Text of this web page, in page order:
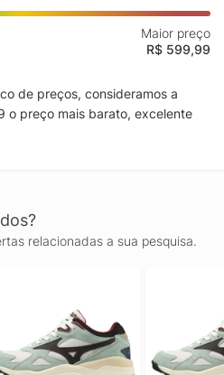
Maior preço
R$ 599,99
de preços, consideramos a
o preço mais barato, excelente
relacionadas a sua pesquisa.